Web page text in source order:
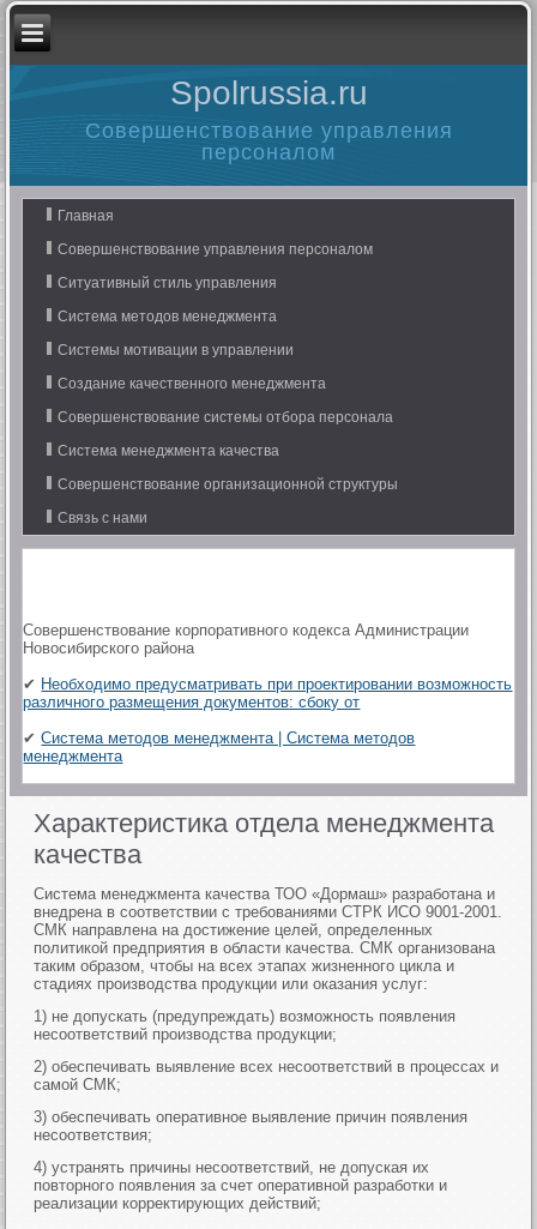
Spolrussia.ru
Совершенствование управления
персоналом
Главная
Совершенствование управления персоналом
Ситуативный стиль управления
Система методов менеджмента
Системы мотивации в управлении
Создание качественного менеджмента
Совершенствование системы отбора персонала
Система менеджмента качества
Совершенствование организационной структуры
Связь с нами
Совершенствование корпоративного кодекса Администрации
Новосибирского района
✔ Необходимо предусматривать при проектировании возможность
различного размещения документов: сбоку от
✔Система методов менеджмента | Система методов
менеджмента
Характеристика отдела менеджмента
качества
Система менеджмента качества ТОО «Дормаш» разработана и
внедрена в соответствии с требованиями СТРК ИСО 9001-2001.
СМК направлена на достижение целей, определенных
политикой предприятия в области качества. СМК организована
таким образом, чтобы на всех этапах жизненного цикла и
стадиях производства продукции или оказания услуг:
1) не допускать (предупреждать) возможность появления
несоответствий производства продукции;
2) обеспечивать выявление всех несоответствий в процессах и
самой СМК;
3) обеспечивать оперативное выявление причин появления
несоответствия;
4) устранять причины несоответствий, не допуская их
повторного появления за счет оперативной разработки и
реализации корректирующих действий;